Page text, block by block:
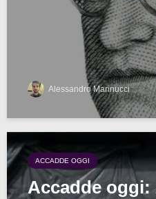
Alessandro Marinucci
ACCADDE OGGI
Accadde oggi: